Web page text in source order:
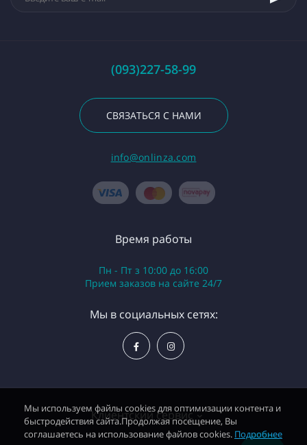
(093)227-58-99
СВЯЗАТЬСЯ С НАМИ
info@onlinza.com
Клиентский сервис
Время работы
Пн - Пт з 10:00 до 16:00
Приeм заказов на сайте 24/7
Мы в социальных сетях:
Мы используем файлы cookies для оптимизации контента и
быстродействия сайта.Продолжая посещение, Вы
соглашаетесь на использование файлов cookies. Подробнее